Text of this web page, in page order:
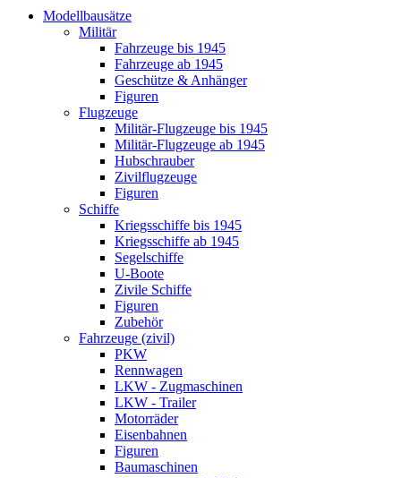
Modellbausätze
Militär
Fahrzeuge bis 1945
Fahrzeuge ab 1945
Geschütze & Anhänger
Figuren
Flugzeuge
Militär-Flugzeuge bis 1945
Militär-Flugzeuge ab 1945
Hubschrauber
Zivilflugzeuge
Figuren
Schiffe
Kriegsschiffe bis 1945
Kriegsschiffe ab 1945
Segelschiffe
U-Boote
Zivile Schiffe
Figuren
Zubehör
Fahrzeuge (zivil)
PKW
Rennwagen
LKW - Zugmaschinen
LKW - Trailer
Motorräder
Eisenbahnen
Figuren
Baumaschinen